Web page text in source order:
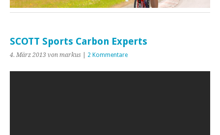
SCOTT Sports Carbon Experts
4. März 2013 von markus 2 Kommentare